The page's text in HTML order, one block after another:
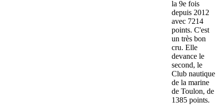
la 9e fois
depuis 2012
avec 7214
points. C'est
un très bon
cru. Elle
devance le
second, le
Club nautique
de la marine
de Toulon, de
1385 points.